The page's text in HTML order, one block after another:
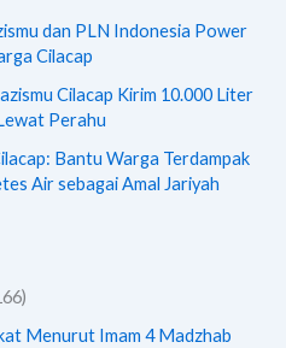
dan PLN Indonesia Power
Cilacap
Cilacap Kirim 10.000 Liter
Perahu
Bantu Warga Terdampak
Air sebagai Amal Jariyah
Menurut Imam 4 Madzhab